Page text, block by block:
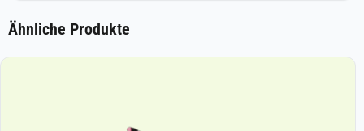
Ähnliche Produkte